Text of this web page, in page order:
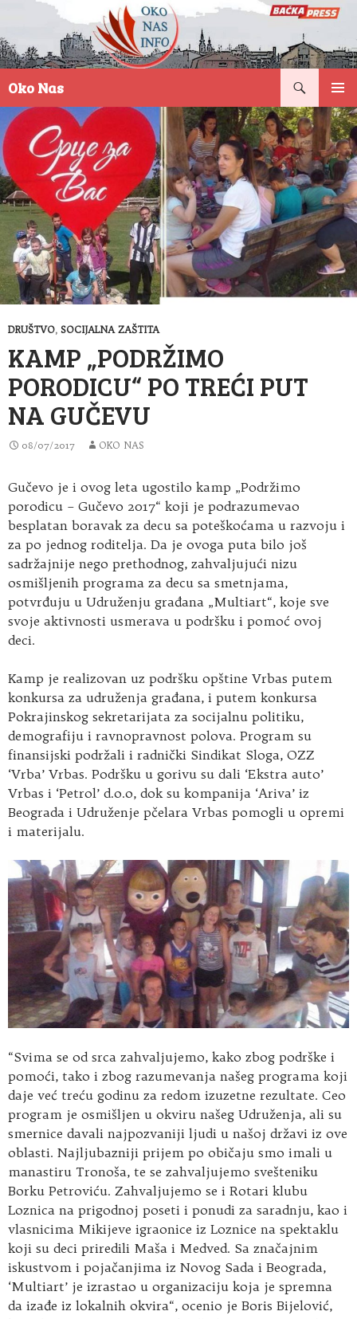
Oko Nas
NA
SADRŽAJ
DRUŠTVO, SOCIJALNA ZAŠTITA
KAMP „PODRŽIMO
PORODICU“ PO TREĆI PUT
NA GUČEVU
08/07/2017 OKO NAS
Gučevo je i ovog leta ugostilo kamp „Podržimo
porodicu – Gučevo 2017“ koji je podrazumevao
besplatan boravak za decu sa poteškoćama u razvoju i
za po jednog roditelja. Da je ovoga puta bilo još
sadržajnije nego prethodnog, zahvaljujući nizu
osmišljenih programa za decu sa smetnjama,
potvrđuju u Udruženju građana „Multiart“, koje sve
svoje aktivnosti usmerava u podršku i pomoć ovoj
deci.
Kamp je realizovan uz podršku opštine Vrbas putem
konkursa za udruženja građana, i putem konkursa
Pokrajinskog sekretarijata za socijalnu politiku,
demografiju i ravnopravnost polova. Program su
finansijski podržali i radnički Sindikat Sloga, OZZ
‘Vrba’ Vrbas. Podršku u gorivu su dali ‘Ekstra auto’
Vrbas i ‘Petrol’ d.o.o, dok su kompanija ‘Ariva’ iz
Beograda i Udruženje pčelara Vrbas pomogli u opremi
i materijalu.
“Svima se od srca zahvaljujemo, kako zbog podrške i
pomoći, tako i zbog razumevanja našeg programa koji
daje već treću godinu za redom izuzetne rezultate. Ceo
program je osmišljen u okviru našeg Udruženja, ali su
smernice davali najpozvaniji ljudi u našoj državi iz ove
oblasti. Najljubazniji prijem po običaju smo imali u
manastiru Tronoša, te se zahvaljujemo svešteniku
Borku Petroviću. Zahvaljujemo se i Rotari klubu
Loznica na prigodnoj poseti i ponudi za saradnju, kao i
vlasnicima Mikijeve igraonice iz Loznice na spektaklu
koji su deci priredili Maša i Medved. Sa značajnim
iskustvom i pojačanjima iz Novog Sada i Beograda,
‘Multiart’ je izrastao u organizaciju koja je spremna
da izađe iz lokalnih okvira“, ocenio je Boris Bijelović,